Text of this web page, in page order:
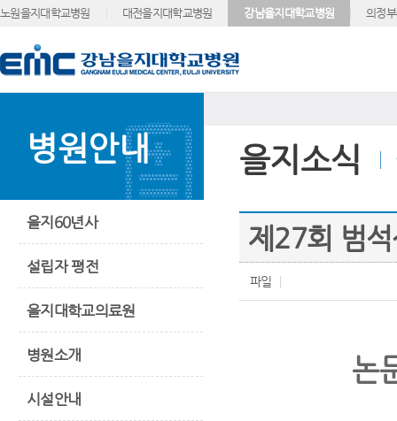
노원을지대학교병원 대전을지대학교병원 강남을지대학교병원 의정
병원안내
을지60년사
설립자 평전
을지대학교의료원
병원소개
시설안내
을지소식
제27회 범
파일
논